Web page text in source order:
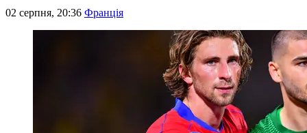
02 серпня, 20:36 Франція